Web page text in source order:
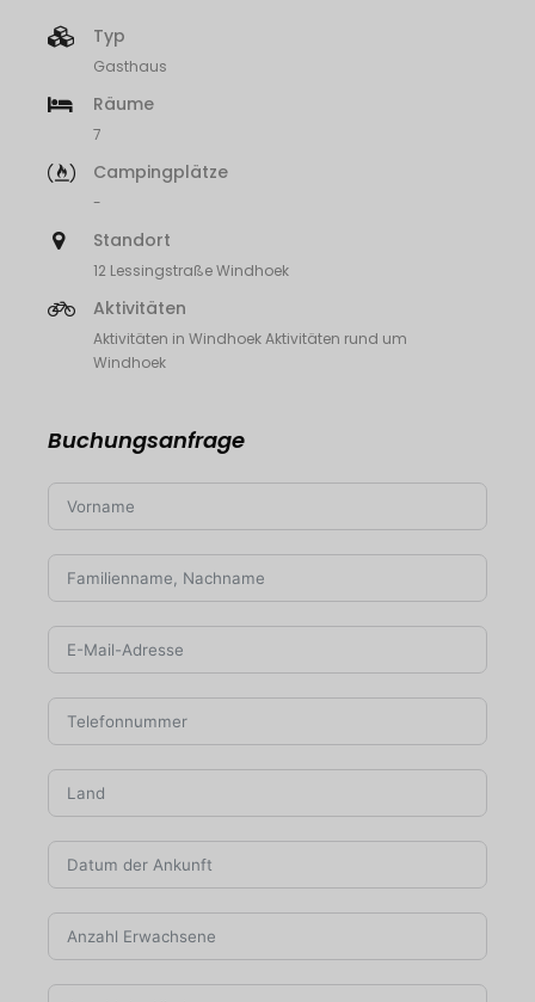
Typ
Gasthaus
Räume
7
Campingplätze
-
Standort
12 Lessingstraße Windhoek
Aktivitäten
Aktivitäten in Windhoek Aktivitäten rund um
Windhoek
Buchungsanfrage